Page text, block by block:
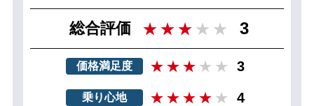
総合評価 3
価格満足度 3
乗り心地 4